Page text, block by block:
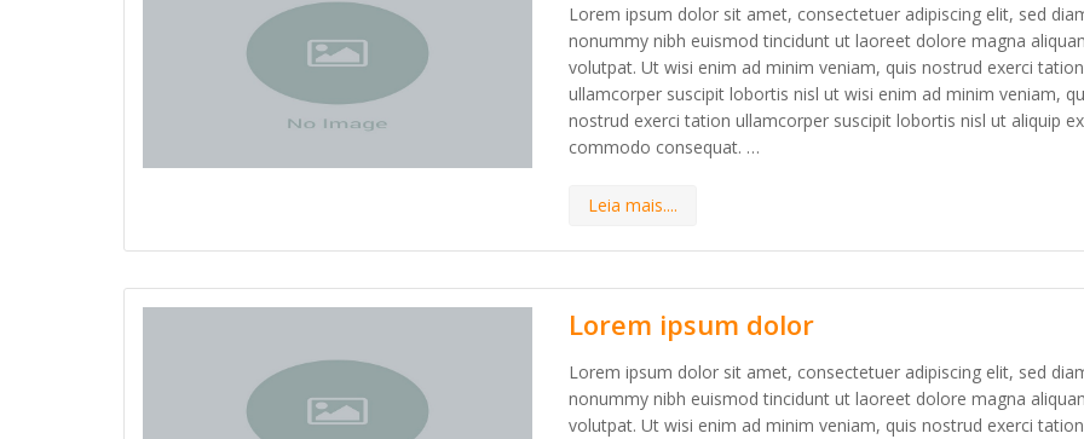
Lorem ipsum dolor sit amet, consectetuer adipiscing elit, sed
nonummy nibh euismod tincidunt ut laoreet dolore magna
volutpat. Ut wisi enim ad minim veniam, quis nostrud exerci tation
ullamcorper suscipit lobortis nisl ut wisi enim ad minim veniam,
nostrud exerci tation ullamcorper suscipit lobortis nisl ut aliquip
commodo consequat. …
Leia mais....
Lorem ipsum dolor
Lorem ipsum dolor sit amet, consectetuer adipiscing elit, sed
nonummy nibh euismod tincidunt ut laoreet dolore magna
volutpat. Ut wisi enim ad minim veniam, quis nostrud exerci tation